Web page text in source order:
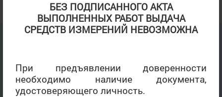
БЕЗ ПОДПИСАННОГО АКТА
ВЫПОЛНЕННЫХ РАБОТ ВЫДАЧА
СРЕДСТВ ИЗМЕРЕНИЙ НЕВОЗМОЖНА
При предъявлении доверенности
необходимо наличие документа,
удостоверяющего личность.